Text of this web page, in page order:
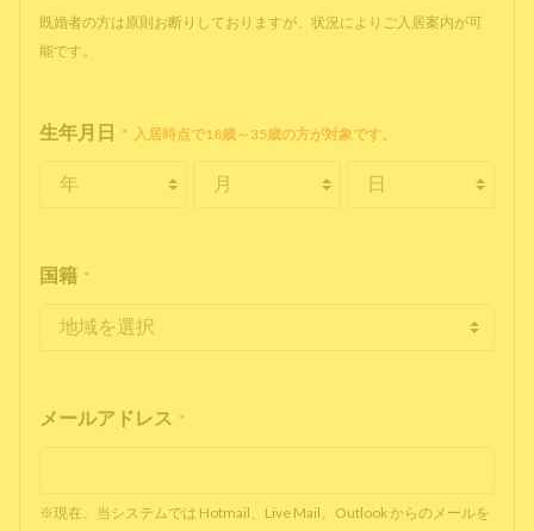
既婚者の方は原則お断りしておりますが、状況によりご入居案内が可
能です。
生年月日 * 入居時点で18歳～35歳の方が対象です。
国籍 *
メールアドレス *
※現在、当システムでは Hotmail、Live Mail、Outlook からのメールを